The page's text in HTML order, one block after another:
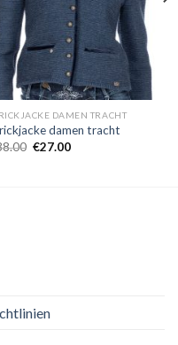
DAMEN TRACHT
damen tracht
€27.00